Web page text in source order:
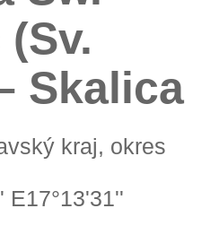
Skalica
kraj, okres
E17°13'31''